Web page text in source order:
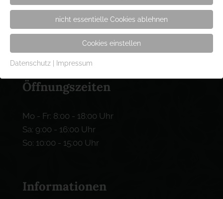
Tel.: 0451 / 49 95 40
Fax: 0451 / 4 99 54 18
e-mail: info@gaertnerei-hinze.de
Öffnungszeiten
Mo - Fr: 8:00 - 18:00 Uhr
Sa: 9:00 - 16:00 Uhr
So: 10:00 - 15:00 Uhr
Informationen
nicht essentielle Cookies ablehnen
Cookies einstellen
Datenschutz | Impressum